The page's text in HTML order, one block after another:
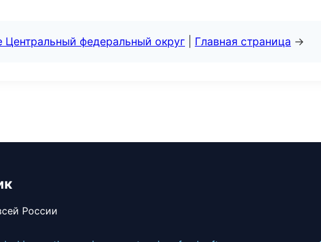
Центральный федеральный округ Главная страница →
России